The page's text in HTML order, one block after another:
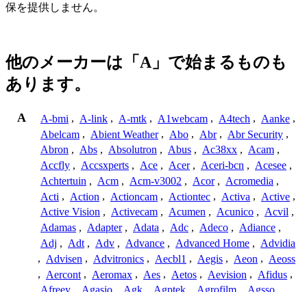
保を提供しません。
他のメーカーは「A」で始まるものも
あります。
A A-bmi , A-link , A-mtk , A1webcam , A4tech , Aanke ,
Abelcam , Abient Weather , Abo , Abr , Abr Security ,
Abron , Abs , Absolutron , Abus , Ac38xx , Acam ,
Accfly , Accsxperts , Ace , Acer , Aceri-bcn , Acesee ,
Achtertuin , Acm , Acm-v3002 , Acor , Acromedia ,
Acti , Action , Actioncam , Actiontec , Activa , Active ,
Active Vision , Activecam , Acumen , Acunico , Acvil ,
Adamas , Adapter , Adata , Adc , Adeco , Adiance ,
Adj , Adt , Adv , Advance , Advanced Home , Advidia
, Advisen , Advitronics , Aecbl1 , Aegis , Aeon , Aeoss
, Aercont , Aeromax , Aes , Aetos , Aevision , Afidus ,